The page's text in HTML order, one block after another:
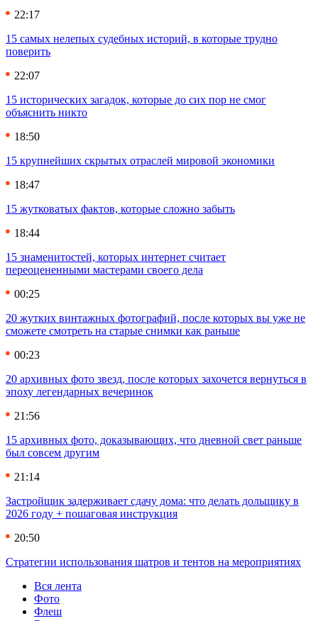
22:17
15 самых нелепых судебных историй, в которые трудно
поверить
22:07
15 исторических загадок, которые до сих пор не смог
объяснить никто
18:50
15 крупнейших скрытых отраслей мировой экономики
18:47
15 жутковатых фактов, которые сложно забыть
18:44
15 знаменитостей, которых интернет считает
переоцененными мастерами своего дела
00:25
20 жутких винтажных фотографий, после которых вы уже не
сможете смотреть на старые снимки как раньше
00:23
20 архивных фото звезд, после которых захочется вернуться в
эпоху легендарных вечеринок
21:56
15 архивных фото, доказывающих, что дневной свет раньше
был совсем другим
21:14
Застройщик задерживает сдачу дома: что делать дольщику в
2026 году + пошаговая инструкция
20:50
Стратегии использования шатров и тентов на мероприятиях
Вся лента
Фото
Флеш